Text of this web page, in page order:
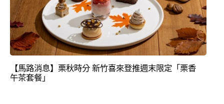
【馬路消息】栗秋時分 新竹喜來登推週末限定「栗香
午茶套餐」